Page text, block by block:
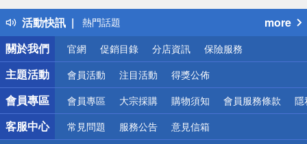
活動快訊
得獎公告
熱門話題
銀行優惠
偏遠地區配送
詐騙網頁！請小心！
more
關於我們
官網 促銷目錄 分店資訊 保險服務
主題活動 會員活動 注目活動 得獎公佈
會員專區 會員專區 大宗採購 購物須知 會員服務條款 隱
客服中心 常見問題 服務公告 意見信箱